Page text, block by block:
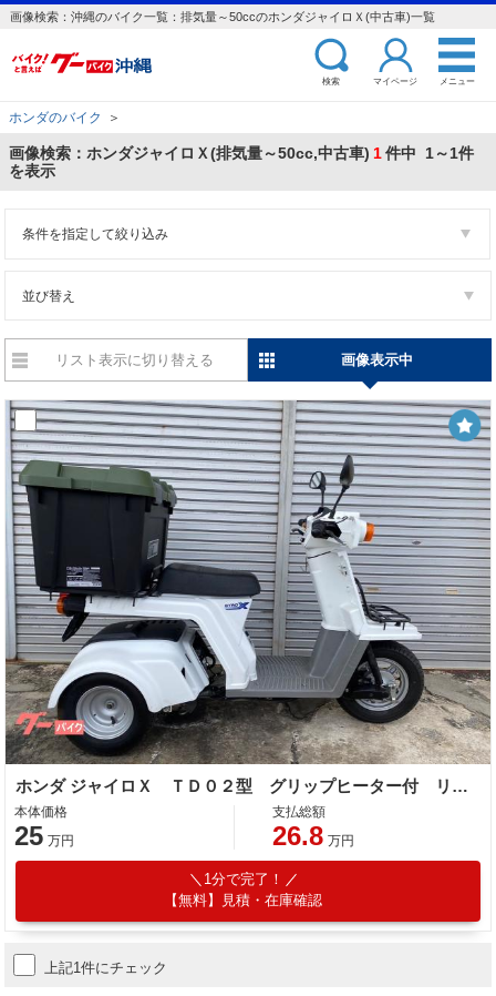
画像検索：沖縄のバイク一覧：排気量～50ccのホンダジャイロＸ(中古車)一覧
検索 マイページ メニュー
ホンダのバイク ＞
画像検索：ホンダジャイロＸ(排気量～50cc,中古車) 1件中 1～1件
を表示
条件を指定して絞り込み
並び替え
リスト表示に切り替える 画像表示中
ホンダ ジャイロＸ ＴＤ０２型 グリップヒーター付 リヤボックス付
本体価格
25 万円
支払総額
26.8 万円
1分で完了！
【無料】見積・在庫確認
上記1件にチェック